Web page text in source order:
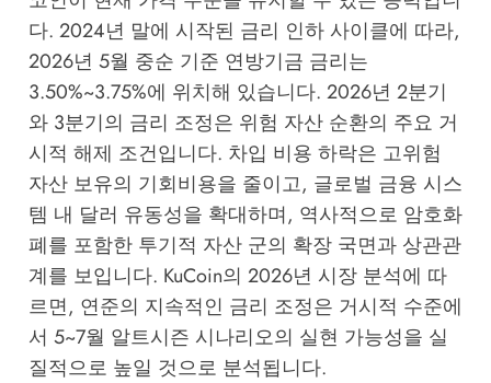
다. 2024년 말에 시작된 금리 인하 사이클에 따라,
2026년 5월 중순 기준 연방기금 금리는
3.50%~3.75%에 위치해 있습니다. 2026년 2분기
와 3분기의 금리 조정은 위험 자산 순환의 주요 거
시적 해제 조건입니다. 차입 비용 하락은 고위험
자산 보유의 기회비용을 줄이고, 글로벌 금융 시스
템 내 달러 유동성을 확대하며, 역사적으로 암호화
폐를 포함한 투기적 자산 군의 확장 국면과 상관관
계를 보입니다. KuCoin의 2026년 시장 분석에 따
르면, 연준의 지속적인 금리 조정은 거시적 수준에
서 5~7월 알트시즌 시나리오의 실현 가능성을 실
질적으로 높일 것으로 분석됩니다.